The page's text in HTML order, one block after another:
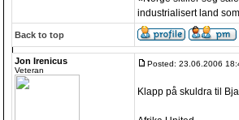
industrialisert land
Back to top
Jon Irenicus
Veteran
Posted: 23.06.2006
Klapp på skuldra til